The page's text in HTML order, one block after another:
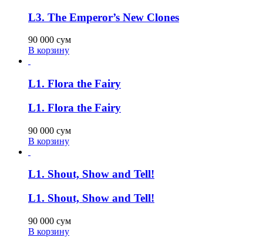
L3. The Emperor’s New Clones
90 000 сум
В корзину
L1. Flora the Fairy
L1. Flora the Fairy
90 000 сум
В корзину
L1. Shout, Show and Tell!
L1. Shout, Show and Tell!
90 000 сум
В корзину